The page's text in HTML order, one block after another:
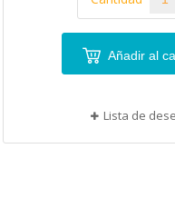
Añadir al
Lista de